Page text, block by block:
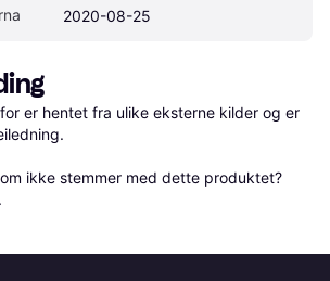
2020-08-25
er hentet fra ulike eksterne kilder og er
ikke stemmer med dette produktet?
.